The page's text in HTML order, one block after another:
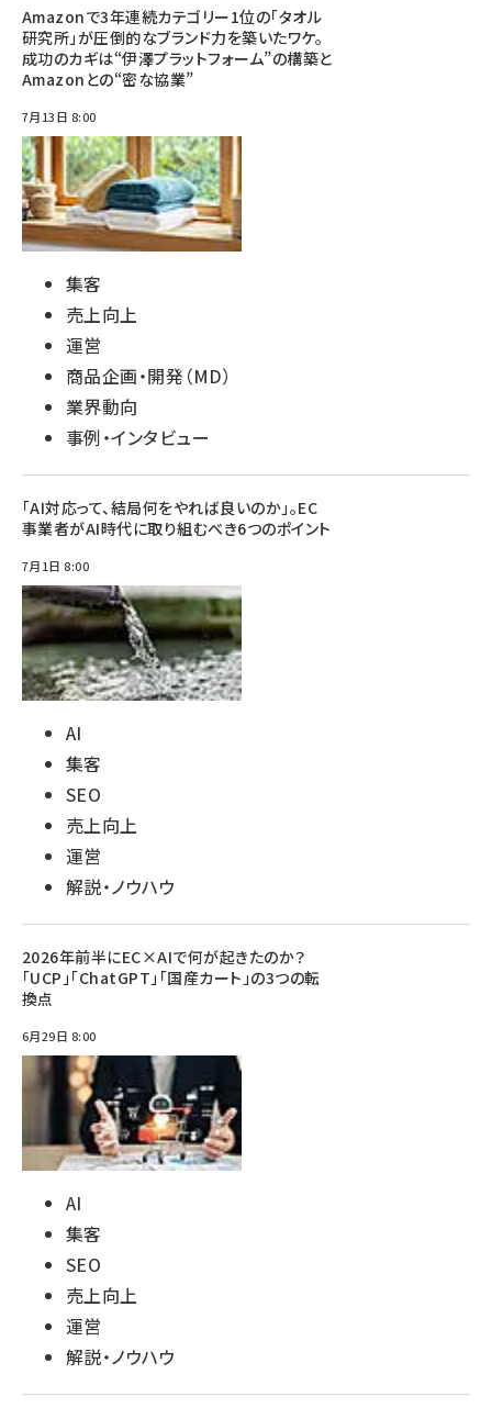
Amazonで3年連続カテゴリー1位の「タオル
研究所」が圧倒的なブランド力を築いたワケ。
成功のカギは“伊澤プラットフォーム”の構築と
Amazonとの“密な協業”
7月13日 8:00
集客
売上向上
運営
商品企画・開発（MD）
業界動向
事例・インタビュー
「AI対応って、結局何をやれば良いのか」。EC
事業者がAI時代に取り組むべき6つのポイント
7月1日 8:00
AI
集客
SEO
売上向上
運営
解説・ノウハウ
2026年前半にEC×AIで何が起きたのか？
「UCP」「ChatGPT」「国産カート」の3つの転
換点
6月29日 8:00
AI
集客
SEO
売上向上
運営
解説・ノウハウ